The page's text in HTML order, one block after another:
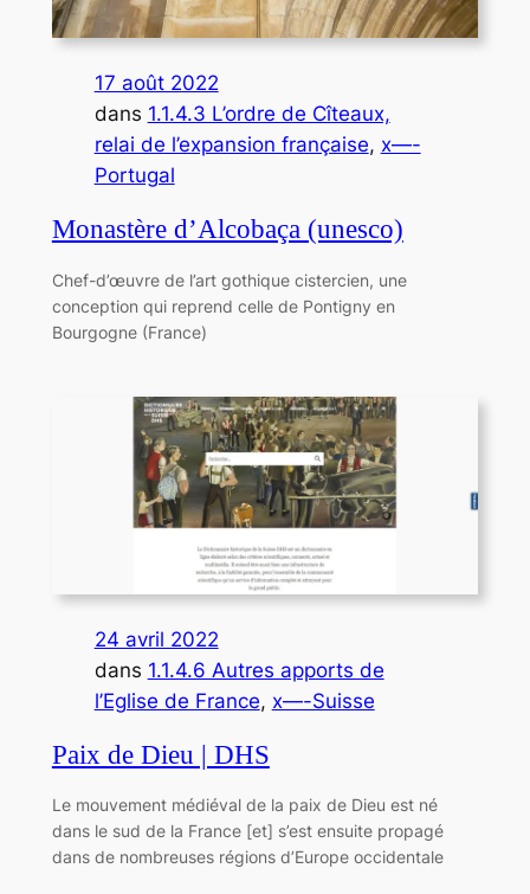
17 août 2022
dans 1.1.4.3 L’ordre de Cîteaux,
relai de l’expansion française, x—-
Portugal
Monastère d’Alcobaça (unesco)
Chef-d’œuvre de l’art gothique cistercien, une
conception qui reprend celle de Pontigny en
Bourgogne (France)
24 avril 2022
dans 1.1.4.6 Autres apports de
l’Eglise de France, x—-Suisse
Paix de Dieu | DHS
Le mouvement médiéval de la paix de Dieu est né
dans le sud de la France [et] s’est ensuite propagé
dans de nombreuses régions d’Europe occidentale